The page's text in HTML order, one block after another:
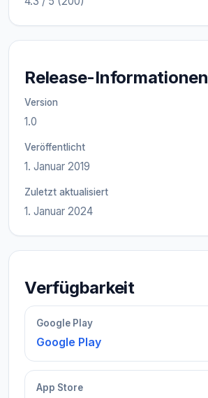
Release-Informationen
Version
1.0
Veröffentlicht
1. Januar 2019
Zuletzt aktualisiert
1. Januar 2024
Verfügbarkeit
Google Play
Google Play
App Store